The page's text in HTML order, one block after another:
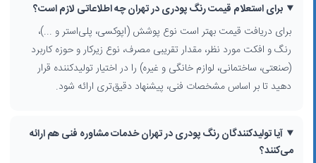
داشتن تاییدیه‌های کیفی و رعایت استانداردهای ملی و بین‌المللی
تنوع سبد محصول؛ از رنگ‌های با بافت‌های مختلف تا طرح چکشی و متالیک
توانایی تامین مستمر و پایدار برای سفارش‌های عمده
پوشش‌دهی مناطق مختلف تهران و امکان ارسال به شهرک‌های صنعتی حومه
کاربران معمولاً به دنبال قیمت رنگ پودری در تهران، مشخصات فنی، نمونه
رنگ‌ها و شرایط همکاری هستند. در پروفایل هر کسب‌وکار می‌توانید اطلاعات
خدمات تولید، بسته‌بندی، صادرات رنگ پودری و پخش منطقه‌ای را مشاهده
و برای استعلام مستقیم اقدام کنید.
برای استعلام قیمت رنگ پودری در تهران چه اطلاعاتی لازم است؟
برای دریافت قیمت بهتر است نوع پوشش (اپوکسی، پلی‌استر و ...)،
رنگ و افکت مورد نظر، مقدار تقریبی مصرف، نوع زیرکار و حوزه کاربرد
(صنعتی، ساختمانی، لوازم خانگی و غیره) را در اختیار تولیدکننده قرار
دهید تا بر اساس مشخصات فنی، پیشنهاد دقیق‌تری ارائه شود.
آیا تولیدکنندگان رنگ پودری در تهران خدمات مشاوره فنی هم ارائه
می‌کنند؟